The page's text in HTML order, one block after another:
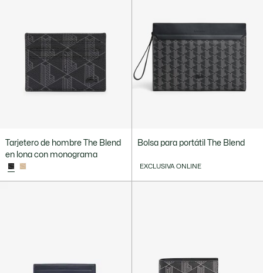
Tarjetero de hombre The Blend
en lona con monograma
Bolsa para portátil The Blend
EXCLUSIVA ONLINE